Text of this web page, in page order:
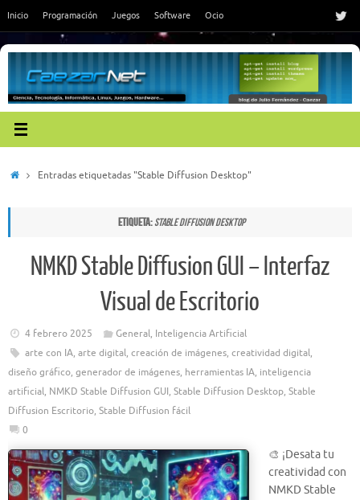
contenido
Inicio Programación Juegos Software Ocio
InicioEntradas etiquetadas "Stable Diffusion Desktop"
Etiqueta:Stable Diffusion Desktop
NMKD Stable Diffusion GUI – Interfaz
Visual de Escritorio
4 febrero 2025 General, Inteligencia Artificial
arte con IA, arte digital, creación de imágenes, creatividad digital,
diseño gráfico, generador de imágenes, herramientas IA, inteligencia
artificial, NMKD Stable Diffusion GUI, Stable Diffusion Desktop, Stable
Diffusion Escritorio, Stable Diffusion fácil
0
🎨 ¡Desata tu
creatividad con
NMKD Stable